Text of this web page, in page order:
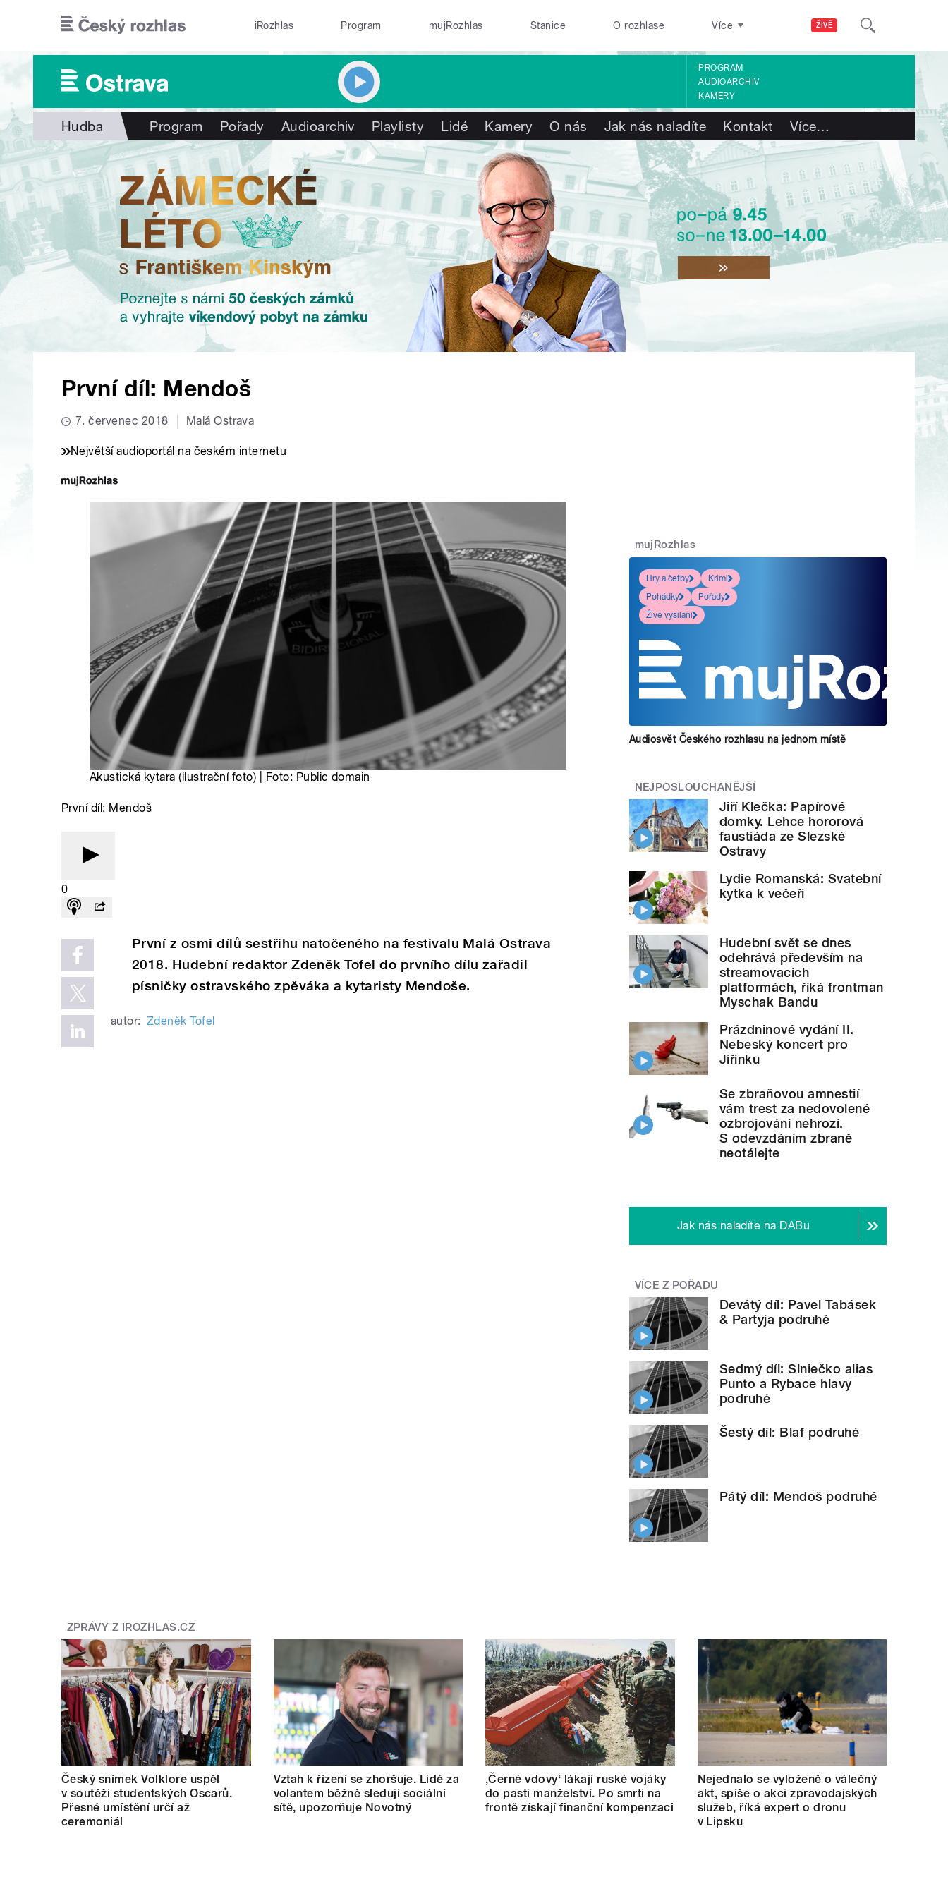
ŽIVĚ
iRozhlas Program mujRozhlas Stanice O rozhlase Více
PROGRAM
AUDIOARCHIV
KAMERY
Hudba Program Pořady Audioarchiv Playlisty Lidé Kamery O nás Jak nás naladíte Kontakt Více…
První díl: Mendoš
7. červenec 2018 Malá Ostrava
Největší audioportál na českém internetu
Akustická kytara (ilustrační foto) | Foto: Public domain
První díl: Mendoš
0
První z osmi dílů sestřihu natočeného na festivalu Malá Ostrava
2018. Hudební redaktor Zdeněk Tofel do prvního dílu zařadil
písničky ostravského zpěváka a kytaristy Mendoše.
autor: Zdeněk Tofel
mujRozhlas
Hry a četby
Krimi
Pohádky
Pořady
Živé vysílání
Audiosvět Českého rozhlasu na jednom místě
NEJPOSLOUCHANĚJŠÍ
Jiří Klečka: Papírové
domky. Lehce hororová
faustiáda ze Slezské
Ostravy
Lydie Romanská: Svatební
kytka k večeři
Hudební svět se dnes
odehrává především na
streamovacích
platformách, říká frontman
Myschak Bandu
Prázdninové vydání II.
Nebeský koncert pro
Jiřinku
Se zbraňovou amnestií
vám trest za nedovolené
ozbrojování nehrozí.
S odevzdáním zbraně
neotálejte
Jak nás naladíte na DABu
VÍCE Z POŘADU
Devátý díl: Pavel Tabásek
& Partyja podruhé
Sedmý díl: Slniečko alias
Punto a Rybace hlavy
podruhé
Šestý díl: Blaf podruhé
Pátý díl: Mendoš podruhé
ZPRÁVY Z IROZHLAS.CZ
Český snímek Volklore uspěl
v soutěži studentských Oscarů.
Přesné umístění určí až
ceremoniál
Vztah k řízení se zhoršuje. Lidé za
volantem běžně sledují sociální
sítě, upozorňuje Novotný
‚Černé vdovy‘ lákají ruské vojáky
do pasti manželství. Po smrti na
frontě získají finanční kompenzaci
Nejednalo se vyloženě o válečný
akt, spíše o akci zpravodajských
služeb, říká expert o dronu
v Lipsku